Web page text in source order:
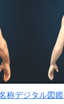
称デジタル図鑑